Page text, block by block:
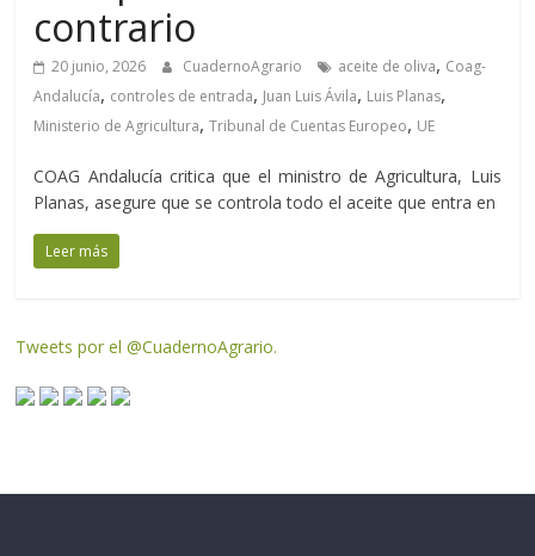
contrario
20 junio, 2026 CuadernoAgrario aceite de oliva, Coag-
Andalucía, controles de entrada, Juan Luis Ávila, Luis Planas,
Ministerio de Agricultura,Tribunal de Cuentas Europeo, UE
COAG Andalucía critica que el ministro de Agricultura, Luis
Planas, asegure que se controla todo el aceite que entra en
Leer más
Tweets por el @CuadernoAgrario.